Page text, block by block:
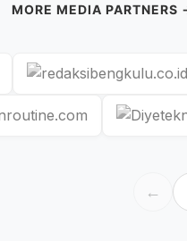
MORE MEDIA PARTNERS
←